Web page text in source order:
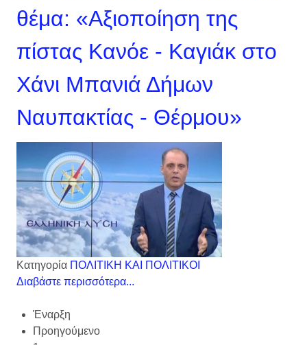
θέμα: «Αξιοποίηση της
πίστας Κανόε - Καγιάκ στο
Χάνι Μπανιά Δήμων
Ναυπακτίας - Θέρμου»
Κατηγορία ΠΟΛΙΤΙΚΗ ΚΑΙ ΠΟΛΙΤΙΚΟΙ
Διαβάστε περισσότερα...
Έναρξη
Προηγούμενο